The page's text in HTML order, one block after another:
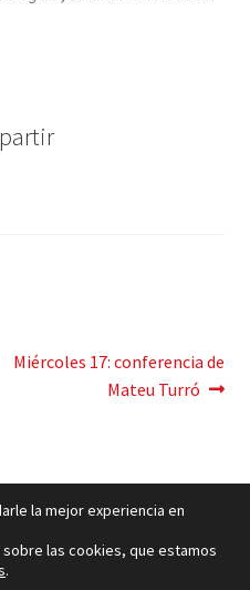
Siguiente
Miércoles 17: conferencia de
Mateu Turró
2006 - 2026 –
la mejor experiencia en
las cookies, que estamos
.